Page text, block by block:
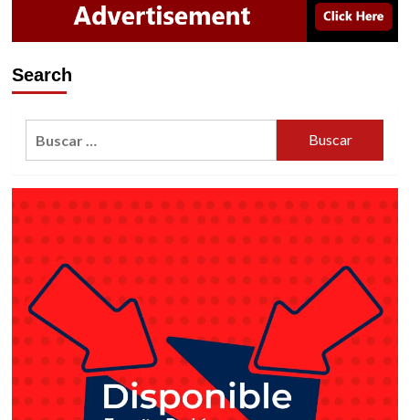
personal
de
Jumapam
Cecati
Search